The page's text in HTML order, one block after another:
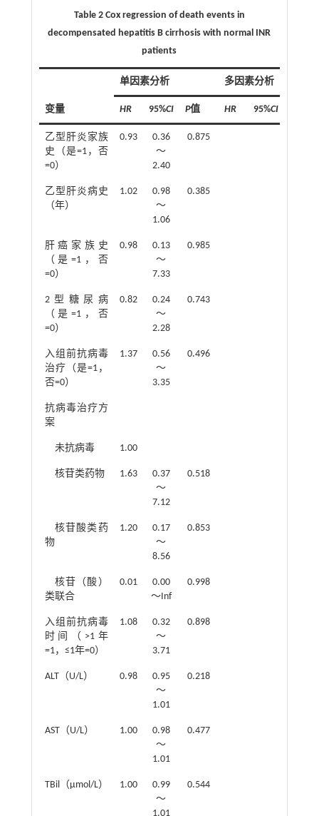
Table 2 Cox regression of death events in
decompensated hepatitis B cirrhosis with normal INR
patients
变量
单因素分析 多因素分析
HR 95%CI P值 HR 95%CI
乙型肝炎家族
史（是=1，否
=0）
0.93
0.36
～
2.40
0.875
乙型肝炎病史
（年）
1.02
0.98
～
1.06
0.385
肝癌家族史
（是=1，否
=0）
0.98
0.13
～
7.33
0.985
2型糖尿病
（是=1，否
=0）
0.82
0.24
～
2.28
0.743
入组前抗病毒
治疗（是=1，
否=0）
1.37
0.56
～
3.35
0.496
抗病毒治疗方
案
未抗病毒 1.00
核苷类药物 1.63
0.37
～
7.12
0.518
核苷酸类药
物
1.20
0.17
～
8.56
0.853
核苷（酸）
类联合
0.01
0.00
～Inf
0.998
入组前抗病毒
时间（>1年
=1，≤1年=0）
1.08
0.32
～
3.71
0.898
ALT（U/L） 0.98
0.95
～
1.01
0.218
AST（U/L） 1.00
0.98
～
1.01
0.477
TBil（μmol/L） 1.00
0.99
～
1.01
0.544